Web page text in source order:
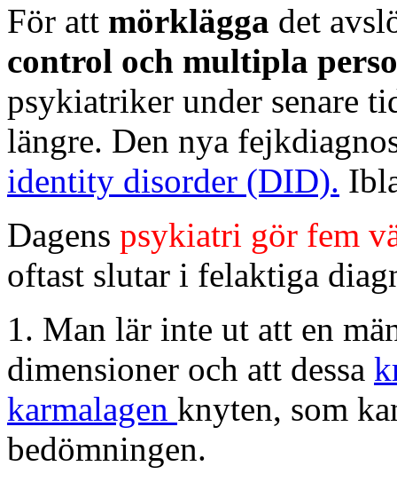
För att mörklägga det
control och multipla
psykiatriker under senare
längre. Den nya
identity disorder (DID).
Dagens psykiatri gör fem
oftast slutar i felaktiga
1. Man lär inte ut att en
dimensioner och att dessa
karmalagen knyten, som
bedömningen.